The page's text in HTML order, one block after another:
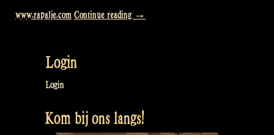
www.rapalje.com Continue reading “Loch
→
Login
Login
Kom bij ons langs!